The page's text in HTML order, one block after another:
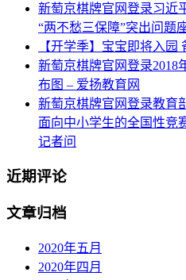
新萄京棋牌官网登录习近
“两不愁三保障”突出问题
【开学季】宝宝即将入
新萄京棋牌官网登录2018
布图 – 爱扬教育网
新萄京棋牌官网登录教育
面向中小学生的全国性竞
记者问
近期评论
文章归档
2020年五月
2020年四月